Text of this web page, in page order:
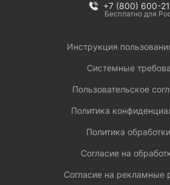
+7 (800) 600-
Бесплатно для
Инструкция
Системные
Пользовательское
Политика
Политика
Согласие на
Согласие на рекламные